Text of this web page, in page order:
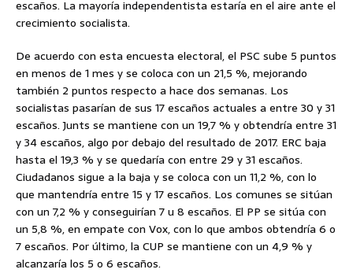
escaños. La mayoría independentista estaría en el aire ante el
crecimiento socialista.
De acuerdo con esta encuesta electoral, el PSC sube 5 puntos
en menos de 1 mes y se coloca con un 21,5 %, mejorando
también 2 puntos respecto a hace dos semanas. Los
socialistas pasarían de sus 17 escaños actuales a entre 30 y 31
escaños. Junts se mantiene con un 19,7 % y obtendría entre 31
y 34 escaños, algo por debajo del resultado de 2017. ERC baja
hasta el 19,3 % y se quedaría con entre 29 y 31 escaños.
Ciudadanos sigue a la baja y se coloca con un 11,2 %, con lo
que mantendría entre 15 y 17 escaños. Los comunes se sitúan
con un 7,2 % y conseguirían 7 u 8 escaños. El PP se sitúa con
un 5,8 %, en empate con Vox, con lo que ambos obtendría 6 o
7 escaños. Por último, la CUP se mantiene con un 4,9 % y
alcanzaría los 5 o 6 escaños.